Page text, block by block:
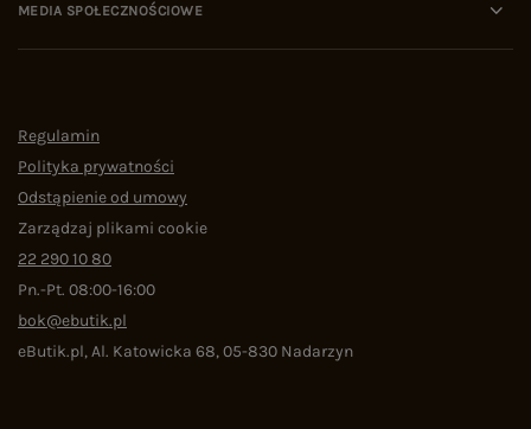
MEDIA SPOŁECZNOŚCIOWE
Regulamin
Polityka prywatności
Odstąpienie od umowy
Zarządzaj plikami cookie
22 290 10 80
Pn.-Pt. 08:00-16:00
bok@ebutik.pl
eButik.pl,Al. Katowicka 68,05-830 Nadarzyn